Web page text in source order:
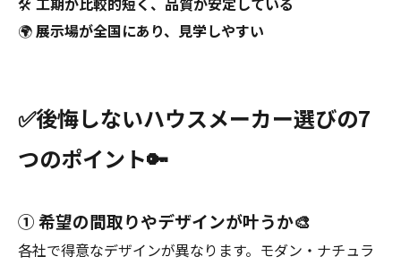
🌍展示場が全国にあり、見学しやすい
✅後悔しないハウスメーカー選びの7
つのポイント🔑
① 希望の間取りやデザインが叶うか🎨
各社で得意なデザインが異なります。モダン・ナチュラ